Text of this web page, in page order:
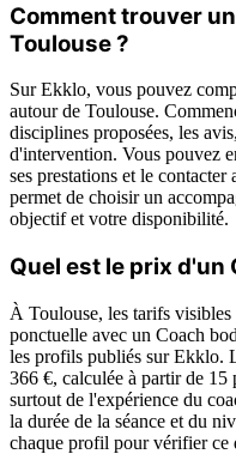
Comment trouver
Toulouse ?
Sur Ekklo, vous pouvez
autour de Toulouse.
disciplines proposées, les
d'intervention. Vous pouvez
ses prestations et le
permet de choisir un
objectif et votre disponibilité.
Quel est le prix d'un
À Toulouse, les tarifs visibles
ponctuelle avec un Coach
les profils publiés sur Ekklo.
366 €, calculée à partir de
surtout de l'expérience du
la durée de la séance et du
chaque profil pour vérifier ce